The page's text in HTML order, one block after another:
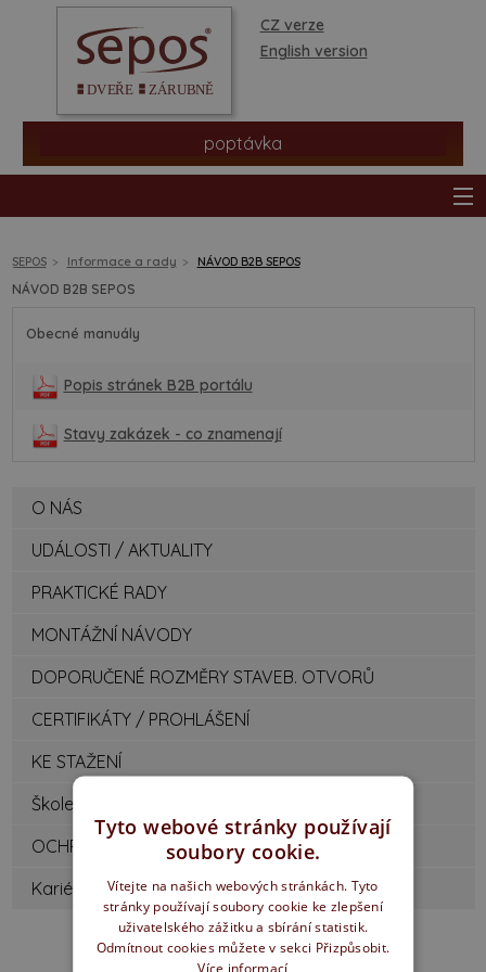
CZ verze
English version
poptávka
prodejní síť
informace a rady
SEPOS Informace a rady NÁVOD B2B SEPOS
NÁVOD B2B SEPOS
Obecné manuály
Popis stránek B2B portálu
Stavy zakázek - co znamenají
O NÁS
UDÁLOSTI / AKTUALITY
PRAKTICKÉ RADY
MONTÁŽNÍ NÁVODY
DOPORUČENÉ ROZMĚRY STAVEB. OTVORŮ
CERTIFIKÁTY / PROHLÁŠENÍ
KE STAŽENÍ
Školení montážníků
OCHRANA OZNAMOVATELŮ
Kariéra
Tyto webové stránky používají
soubory cookie.
Vítejte na našich webových stránkách. Tyto
stránky používají soubory cookie ke zlepšení
uživatelského zážitku a sbírání statistik.
Odmítnout cookies můžete v sekci Přizpůsobit.
Více informací